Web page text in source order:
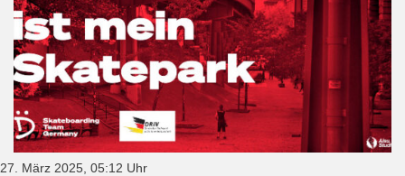
27. März 2025, 05:12 Uhr